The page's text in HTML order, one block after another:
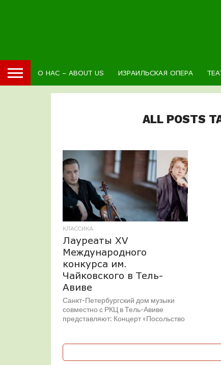
О НАС – ABOUT US ИЗРАИЛЬСКАЯ ОПЕРА
ALL POSTS
КЛАССИКА
Лауреаты XV
Международного
конкурса им.
Чайковского в Тель-
Авиве
Санкт-Петербургский дом музыки
совместно с РКЦ в Тель-Авиве
представляют: Концерт «Посольство
конкурса им. Чайковского...